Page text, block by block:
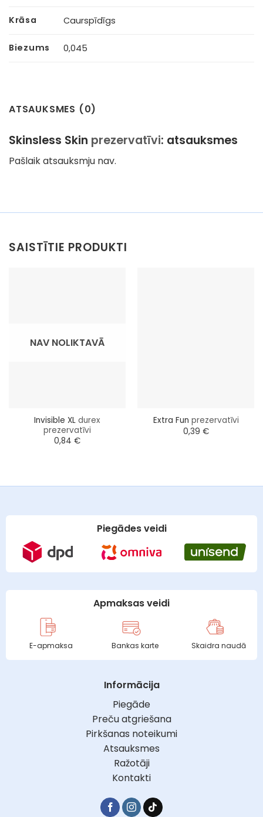
Krāsa Caurspīdīgs
Biezums 0,045
ATSAUKSMES (0)
Skinsless Skin prezervatīvi: atsauksmes
Pašlaik atsauksmju nav.
SAISTĪTIE PRODUKTI
NAV NOLIKTAVĀ
Invisible XL durex
prezervatīvi
0,84 €
Extra Fun prezervatīvi
0,39 €
Piegādes veidi
Apmaksas veidi
E-apmaksa Bankas karte Skaidra naudā
Informācija
Piegāde
Preču atgriešana
Pirkšanas noteikumi
Atsauksmes
Ražotāji
Kontakti